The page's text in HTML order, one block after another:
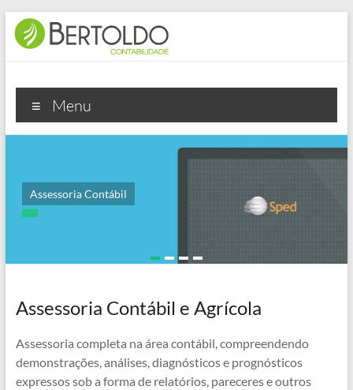
Pular
para
Bertoldo
Contabilidade
Menu
Assessoria Contábil
Assessoria Fiscal e Tributária
Assessoria Contábil e Agrícola
Assessoria completa na área contábil, compreendendo
demonstrações, análises, diagnósticos e prognósticos
expressos sob a forma de relatórios, pareceres e outros